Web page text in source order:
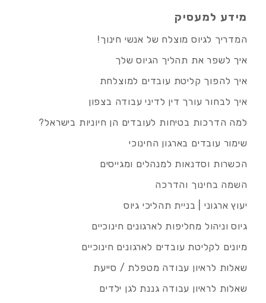
מידע למעסיק
המדריך לגיוס מוצלח של אנשי חינוך!
איך לשפר את תהליך הגיוס שלך
איך להפוך קליטת עובדים למוצלחת
איך לבחור עורך דין לדיני עבודה בצפון
למה הדרכות בטיחות לעובדים הן חיוניות בישראל?
שימור עובדים בארגון החינוכי
הכשרות וסדנאות למנהלים ומגייסים
השמה בחינוך והדרכה
יעוץ ארגוני | בניית תהליכי גיוס
גיוס וניהול מחליפות לארגונים חינוכיים
מיונים לקליטת עובדים לארגונים חינוכיים
שאלות לראיון עבודה מטפלת / סייעת
שאלות לראיון עבודה גננת לגן ילדים